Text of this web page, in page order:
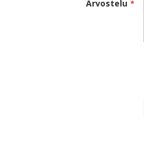
Arvostelu